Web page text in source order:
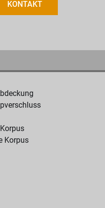
KONTAKT
Korpus